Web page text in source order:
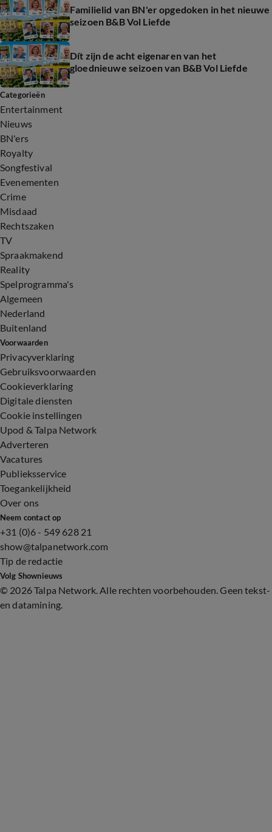
Familielid van BN'er opgedoken in het nieuwe
seizoen B&B Vol Liefde
Dít zijn de acht eigenaren van het
gloednieuwe seizoen van B&B Vol Liefde
Categorieën
Entertainment
Nieuws
BN'ers
Royalty
Songfestival
Evenementen
Crime
Misdaad
Rechtszaken
TV
Spraakmakend
Reality
Spelprogramma's
Algemeen
Nederland
Buitenland
Voorwaarden
Privacyverklaring
Gebruiksvoorwaarden
Cookieverklaring
Digitale diensten
Cookie instellingen
Upod & Talpa Network
Adverteren
Vacatures
Publieksservice
Toegankelijkheid
Over ons
Neem contact op
+31 (0)6 - 549 628 21
show@talpanetwork.com
Tip de redactie
Volg Shownieuws
© 2026 Talpa Network. Alle rechten voorbehouden. Geen tekst-
en datamining.